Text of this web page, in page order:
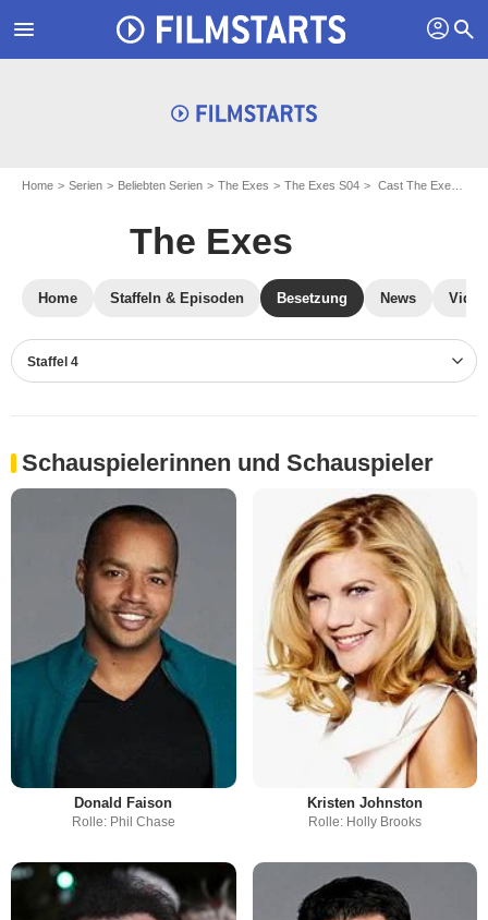
menu profil search
Home Serien Beliebten Serien The Exes The Exes S04 Cast The Exes S04
The Exes
Home Staffeln & Episoden Besetzung News
Staffel 4
Schauspielerinnen und Schauspieler
Donald Faison
Rolle: Phil Chase
Kristen Johnston
Rolle: Holly Brooks